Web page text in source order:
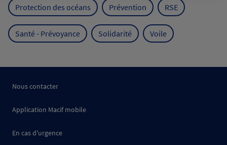
Protection des océans Prévention RSE
Santé - Prévoyance Solidarité Voile
Nous contacter
Application Macif mobile
En cas d'urgence